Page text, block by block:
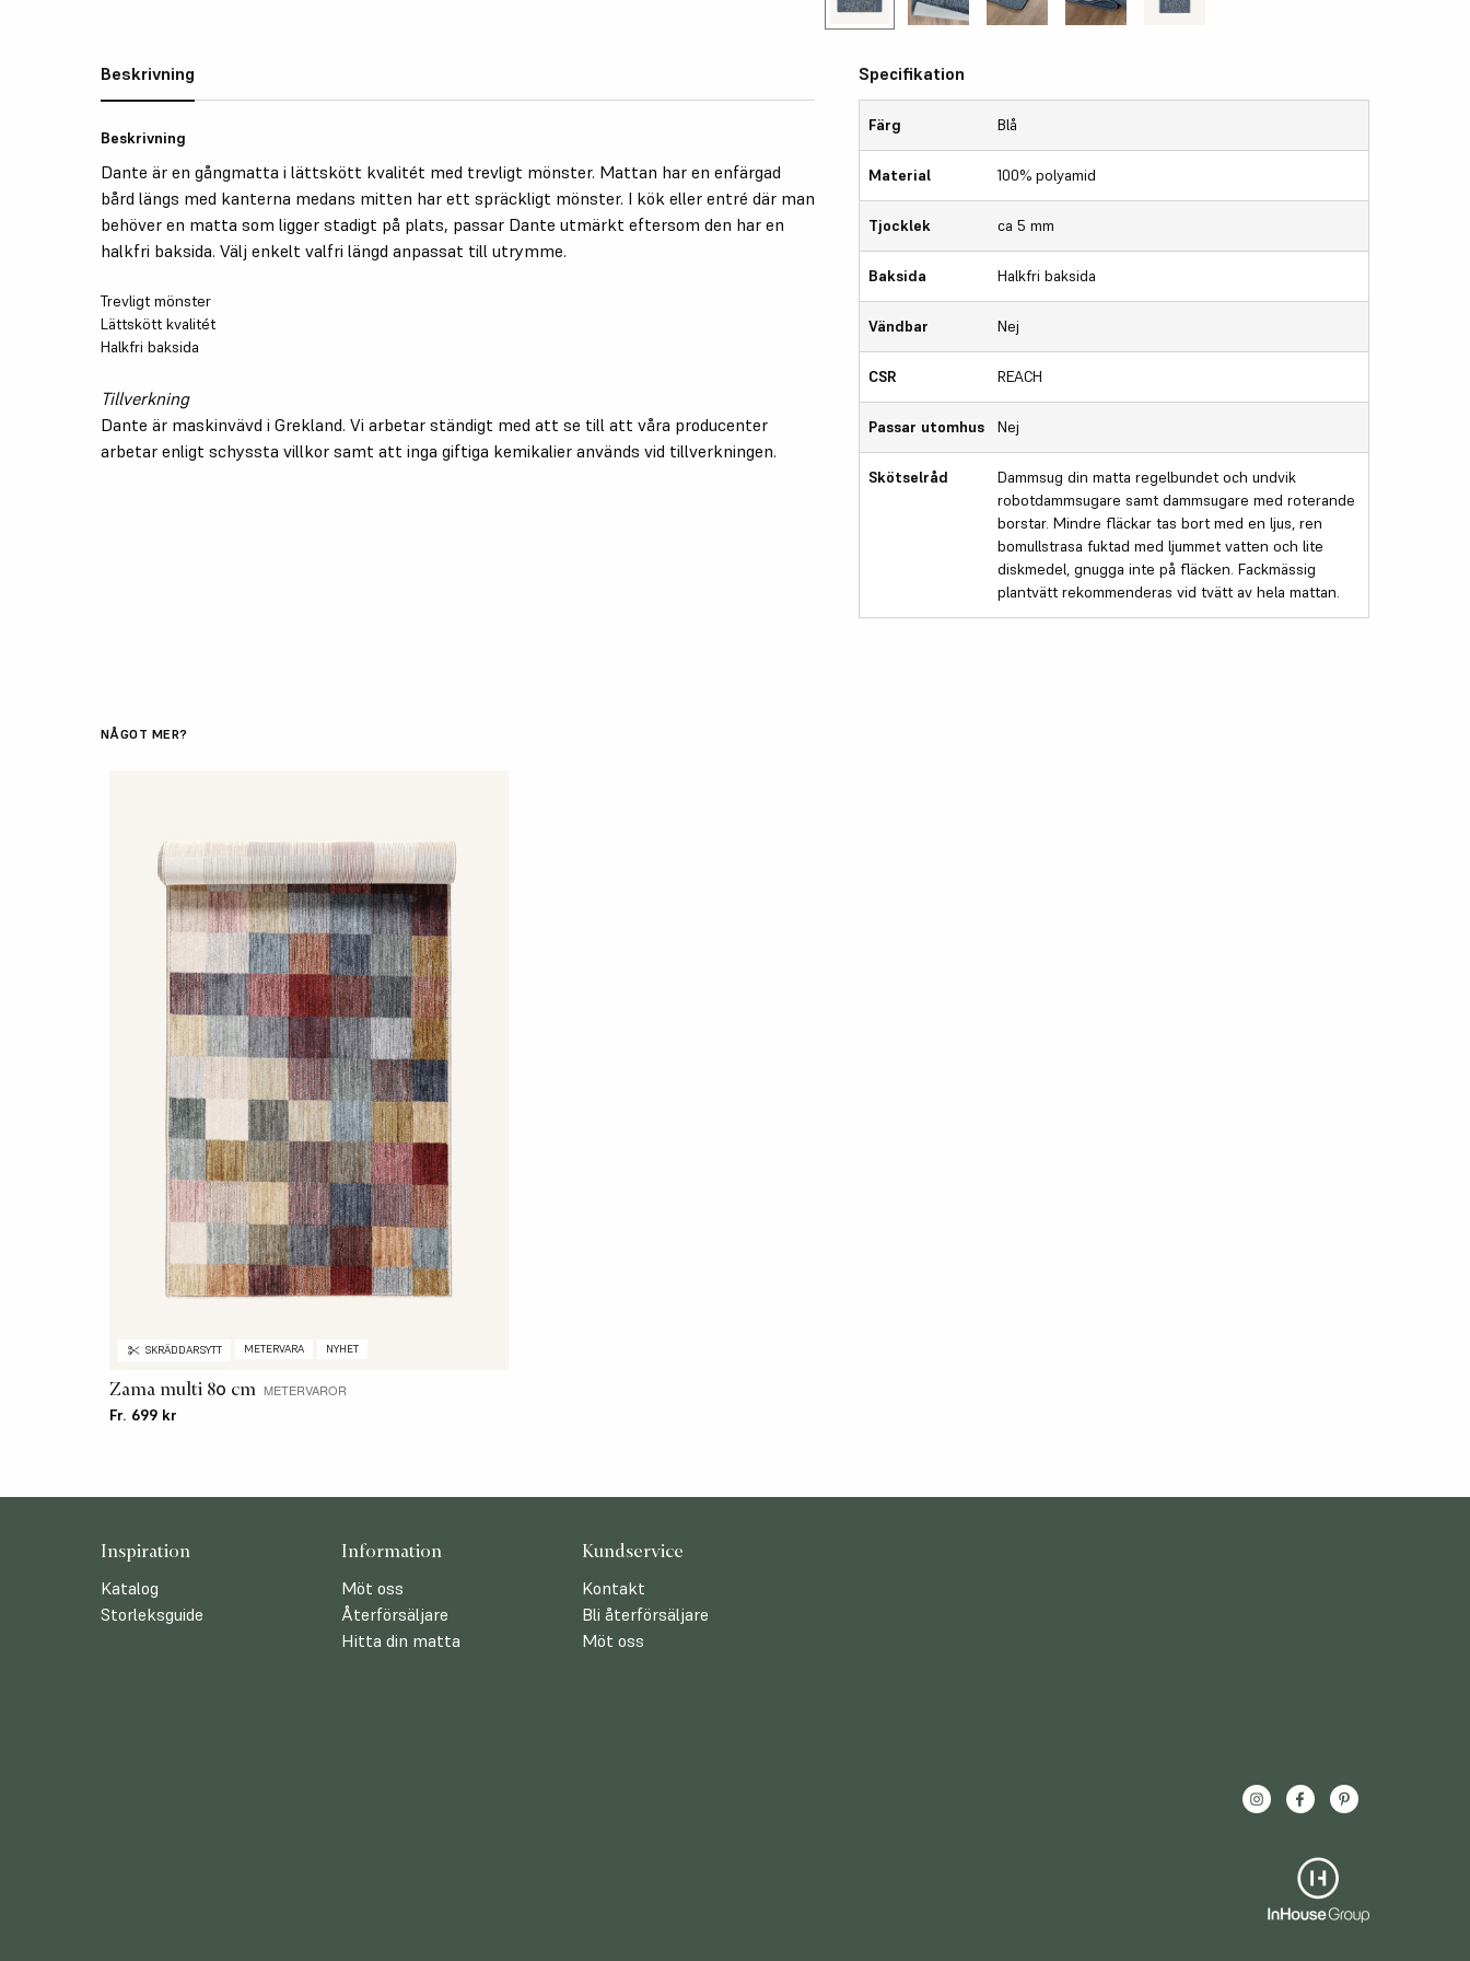
Beskrivning
Beskrivning
Dante är en gångmatta i lättskött kvalitét med trevligt mönster. Mattan har en enfärgad
bård längs med kanterna medans mitten har ett spräckligt mönster. I kök eller entré där man
behöver en matta som ligger stadigt på plats, passar Dante utmärkt eftersom den har en
halkfri baksida. Välj enkelt valfri längd anpassat till utrymme.
Trevligt mönster
Lättskött kvalitét
Halkfri baksida
Tillverkning
Dante är maskinvävd i Grekland. Vi arbetar ständigt med att se till att våra producenter
arbetar enligt schyssta villkor samt att inga giftiga kemikalier används vid tillverkningen.
Specifikation
Färg Blå
Material 100% polyamid
Tjocklek ca 5 mm
Baksida Halkfri baksida
Vändbar Nej
CSR REACH
Passar utomhus Nej
Skötselråd
Dammsug din matta regelbundet och undvik
robotdammsugare samt dammsugare med roterande
borstar. Mindre fläckar tas bort med en ljus, ren
bomullstrasa fuktad med ljummet vatten och lite
diskmedel, gnugga inte på fläcken. Fackmässig
plantvätt rekommenderas vid tvätt av hela mattan.
NÅGOT MER?
SKRÄDDARSYTT METERVARA NYHET
Zama multi 80 cm METERVAROR
Fr. 699 kr
Inspiration
Katalog
Storleksguide
Information
Möt oss
Återförsäljare
Hitta din matta
Kundservice
Kontakt
Bli återförsäljare
Möt oss